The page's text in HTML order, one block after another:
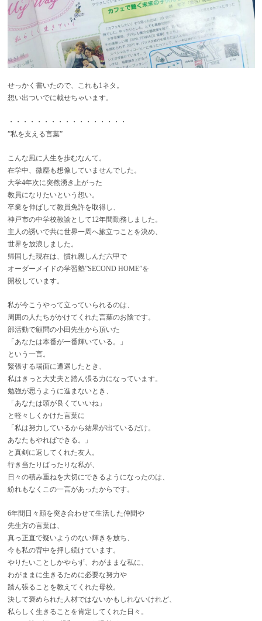
せっかく書いたので、これも1ネタ。
想い出ついでに載せちゃいます。
・・・・・・・・・・・・・・・・・
”私を支える言葉”
こんな風に人生を歩むなんて。
在学中、微塵も想像していませんでした。
大学4年次に突然湧き上がった
教員になりたいという想い。
卒業を伸ばして教員免許を取得し、
神戸市の中学校教諭として12年間勤務しました。
主人の誘いで共に世界一周へ旅立つことを決め、
世界を放浪しました。
帰国した現在は、慣れ親しんだ六甲で
オーダーメイドの学習塾”SECOND HOME”を
開校しています。
私が今こうやって立っていられるのは、
周囲の人たちがかけてくれた言葉のお陰です。
部活動で顧問の小田先生から頂いた
「あなたは本番が一番輝いている。」
という一言。
緊張する場面に遭遇したとき、
私はきっと大丈夫と踏ん張る力になっています。
勉強が思うように進まないとき、
「あなたは頭が良くていいね」
と軽々しくかけた言葉に
「私は努力しているから結果が出ているだけ。
あなたもやればできる。」
と真剣に返してくれた友人。
行き当たりばったりな私が、
日々の積み重ねを大切にできるようになったのは、
紛れもなくこの一言があったからです。
6年間日々顔を突き合わせて生活した仲間や
先生方の言葉は、
真っ正直で疑いようのない輝きを放ち、
今も私の背中を押し続けています。
やりたいことしかやらず、わがままな私に、
わがままに生きるために必要な努力や
踏ん張ることを教えてくれた母校。
決して褒められた人材ではないかもしれないけれど、
私らしく生きることを肯定してくれた日々。